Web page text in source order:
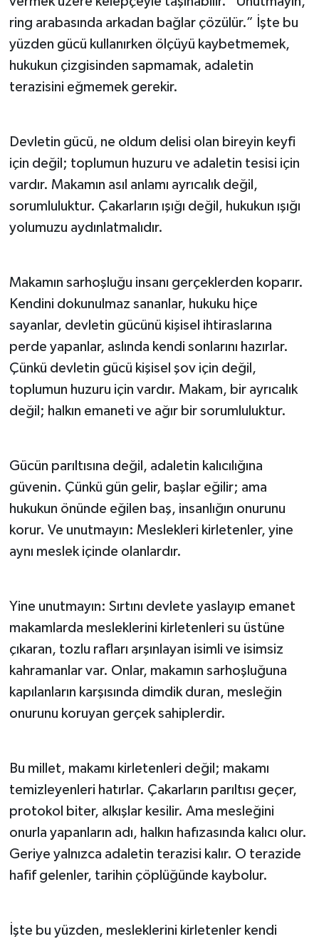
ring arabasında arkadan bağlar çözülür.” İşte bu
yüzden gücü kullanırken ölçüyü kaybetmemek,
hukukun çizgisinden sapmamak, adaletin
terazisini eğmemek gerekir.
Devletin gücü, ne oldum delisi olan bireyin keyfi
için değil; toplumun huzuru ve adaletin tesisi için
vardır. Makamın asıl anlamı ayrıcalık değil,
sorumluluktur. Çakarların ışığı değil, hukukun ışığı
yolumuzu aydınlatmalıdır.
Makamın sarhoşluğu insanı gerçeklerden koparır.
Kendini dokunulmaz sananlar, hukuku hiçe
sayanlar, devletin gücünü kişisel ihtiraslarına
perde yapanlar, aslında kendi sonlarını hazırlar.
Çünkü devletin gücü kişisel şov için değil,
toplumun huzuru için vardır. Makam, bir ayrıcalık
değil; halkın emaneti ve ağır bir sorumluluktur.
Gücün parıltısına değil, adaletin kalıcılığına
güvenin. Çünkü gün gelir, başlar eğilir; ama
hukukun önünde eğilen baş, insanlığın onurunu
korur. Ve unutmayın: Meslekleri kirletenler, yine
aynı meslek içinde olanlardır.
Yine unutmayın: Sırtını devlete yaslayıp emanet
makamlarda mesleklerini kirletenleri su üstüne
çıkaran, tozlu rafları arşınlayan isimli ve isimsiz
kahramanlar var. Onlar, makamın sarhoşluğuna
kapılanların karşısında dimdik duran, mesleğin
onurunu koruyan gerçek sahiplerdir.
Bu millet, makamı kirletenleri değil; makamı
temizleyenleri hatırlar. Çakarların parıltısı geçer,
protokol biter, alkışlar kesilir. Ama mesleğini
onurla yapanların adı, halkın hafızasında kalıcı olur.
Geriye yalnızca adaletin terazisi kalır. O terazide
hafif gelenler, tarihin çöplüğünde kaybolur.
İşte bu yüzden, mesleklerini kirletenler kendi